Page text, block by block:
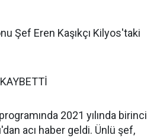
Şef Eren Kaşıkçı Kilyos'taki
2021 yılında birinci
acı haber geldi. Ünlü şef,